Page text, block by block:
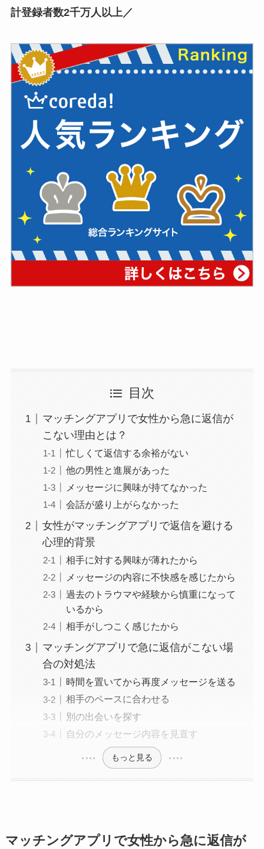
計登録者数2千万人以上／
目次
マッチングアプリで女性から急に返信が
こない理由とは？
忙しくて返信する余裕がない
他の男性と進展があった
メッセージに興味が持てなかった
会話が盛り上がらなかった
女性がマッチングアプリで返信を避ける
心理的背景
相手に対する興味が薄れたから
メッセージの内容に不快感を感じたから
過去のトラウマや経験から慎重になって
いるから
相手がしつこく感じたから
マッチングアプリで急に返信がこない場
合の対処法
時間を置いてから再度メッセージを送る
相手のペースに合わせる
別の出会いを探す
自分のメッセージ内容を見直す
もっと見る
マッチングアプリで女性から急に返信が